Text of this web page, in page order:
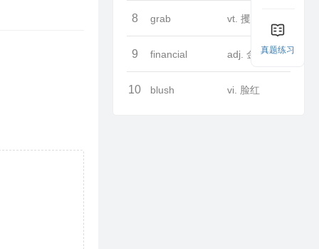
8 grab vt. 攫取
9 financial adj. 金融的
10 blush vi. 脸红
真题练习